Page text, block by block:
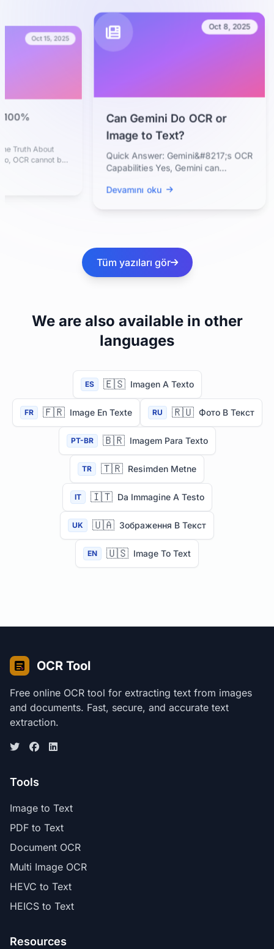
Oct 15, 2025
Truth About
OCR cannot be
Oct 8, 2025
Can Gemini Do OCR or
Image to Text?
Quick Answer: Gemini&#8217;s OCR
Capabilities Yes, Gemini can
multimodal...
Devamını oku
Tüm yazıları gör
We are also available in other
languages
ES 🇪🇸 Imagen A Texto
FR 🇫🇷 Image En Texte RU 🇷🇺 Фото В Текст
PT-BR 🇧🇷 Imagem Para Texto
TR 🇹🇷 Resimden Metne
IT 🇮🇹 Da Immagine A Testo
UK 🇺🇦 Зображення В Текст
EN 🇺🇸 Image To Text
OCR Tool
Free online OCR tool for extracting text from images
and documents. Fast, secure, and accurate text
extraction.
Tools
Image to Text
PDF to Text
Document OCR
Multi Image OCR
HEVC to Text
HEICS to Text
Resources